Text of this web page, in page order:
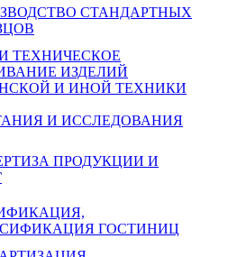
СТАНДАРТНЫХ
ТЕХНИЧЕСКОЕ
ИЗДЕЛИЙ
И ИНОЙ ТЕХНИКИ
И ИССЛЕДОВАНИЯ
ПРОДУКЦИИ И
ГОСТИНИЦ